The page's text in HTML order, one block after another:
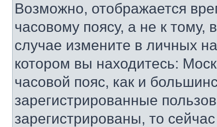
Возможно, отображается
часовому поясу, а не к тому,
случае измените в личных
котором вы находитесь:
часовой пояс, как и
зарегистрированные
зарегистрированы, то